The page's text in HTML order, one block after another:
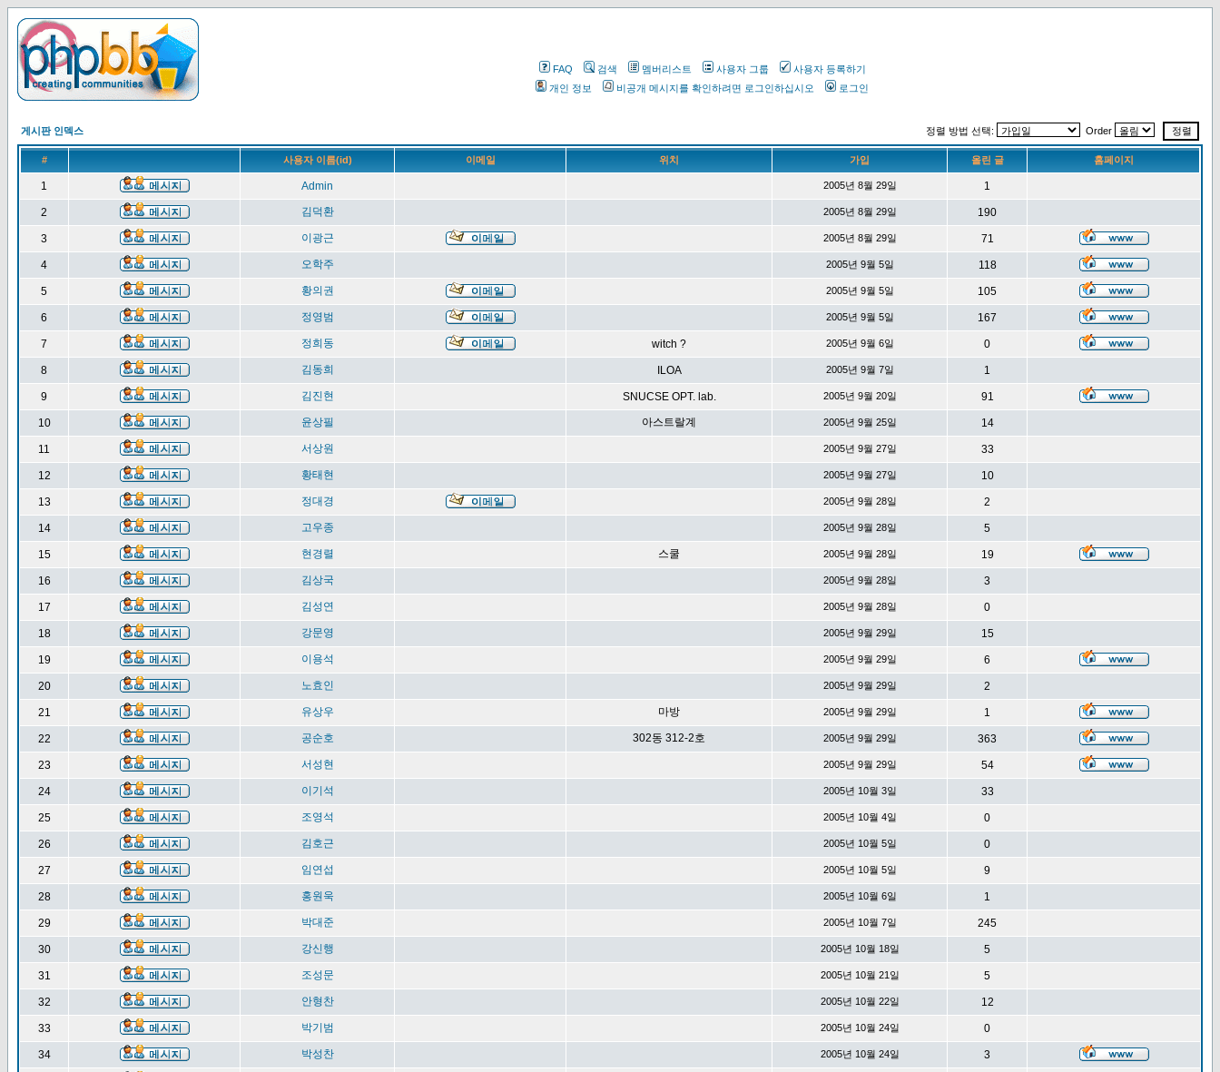
FAQ 검색 멤버리스트 사용자 그룹
사용자 등록하기
개인 정보
비공개 메시지를 확인하려면 로그인하십시오 로그인
게시판 인덱스 정렬 방법 선택: Order
# 사용자 이름(id) 이메일 위치 가입 올린 글 홈페이지
1 Admin 2005년 8월 29일 1
2 김덕환 2005년 8월 29일 190
3 이광근 2005년 8월 29일 71
4 오학주 2005년 9월 5일 118
5 황의권 2005년 9월 5일 105
6 정영범 2005년 9월 5일 167
7 정희동 witch ? 2005년 9월 6일 0
8 김동희 ILOA 2005년 9월 7일 1
9 김진현 SNUCSE OPT. lab. 2005년 9월 20일 91
10 윤상필 아스트랄계 2005년 9월 25일 14
11 서상원 2005년 9월 27일 33
12 황태현 2005년 9월 27일 10
13 정대경 2005년 9월 28일 2
14 고우종 2005년 9월 28일 5
15 현경렬 스쿨 2005년 9월 28일 19
16 김상국 2005년 9월 28일 3
17 김성연 2005년 9월 28일 0
18 강문영 2005년 9월 29일 15
19 이용석 2005년 9월 29일 6
20 노효인 2005년 9월 29일 2
21 유상우 마방 2005년 9월 29일 1
22 공순호 302동 312-2호 2005년 9월 29일 363
23 서성현 2005년 9월 29일 54
24 이기석 2005년 10월 3일 33
25 조영석 2005년 10월 4일 0
26 김호근 2005년 10월 5일 0
27 임연섭 2005년 10월 5일 9
28 홍원욱 2005년 10월 6일 1
29 박대준 2005년 10월 7일 245
30 강신행 2005년 10월 18일 5
31 조성문 2005년 10월 21일 5
32 안형찬 2005년 10월 22일 12
33 박기범 2005년 10월 24일 0
34 박성찬 2005년 10월 24일 3